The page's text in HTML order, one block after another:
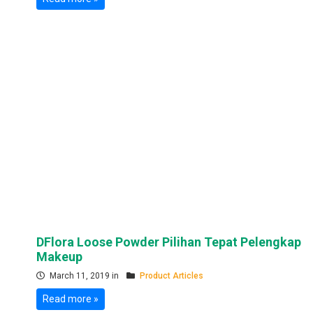
DFlora Loose Powder Pilihan Tepat Pelengkap
Makeup
March 11, 2019 in Product Articles
Read more »